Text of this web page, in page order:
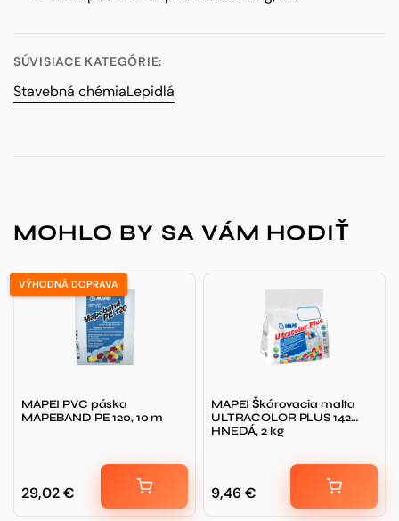
SÚVISIACE KATEGÓRIE:
Stavebná chémiaLepidlá
MOHLO BY SA VÁM HODIŤ
VÝHODNÁ DOPRAVA
MAPEI PVC páska
MAPEBAND PE 120, 10 m
29,02€
MAPEI Škárovacia malta
ULTRACOLOR PLUS 142
HNEDÁ, 2 kg
9,46€